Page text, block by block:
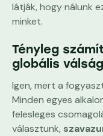
látják, hogy nálunk
minket.
Tényleg
globális
Igen, mert a
Minden egyes
felesleges
választunk,